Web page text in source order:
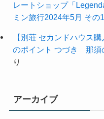
レートショップ「
ミン旅行2024年5月 その
【別荘 セカンドハウス
のポイント つづき 那須
り
アーカイブ